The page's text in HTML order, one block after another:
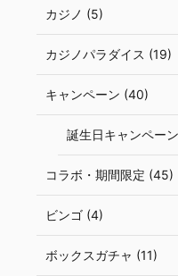
カジノ (5)
カジノパラダイス (19)
キャンペーン (40)
誕生日キャンペー
コラボ・期間限定 (45)
ビンゴ (4)
ボックスガチャ (11)